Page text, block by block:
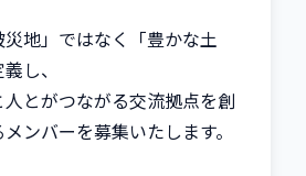
地」ではなく「豊かな土
し、
とがつながる交流拠点を創
ンバーを募集いたします。